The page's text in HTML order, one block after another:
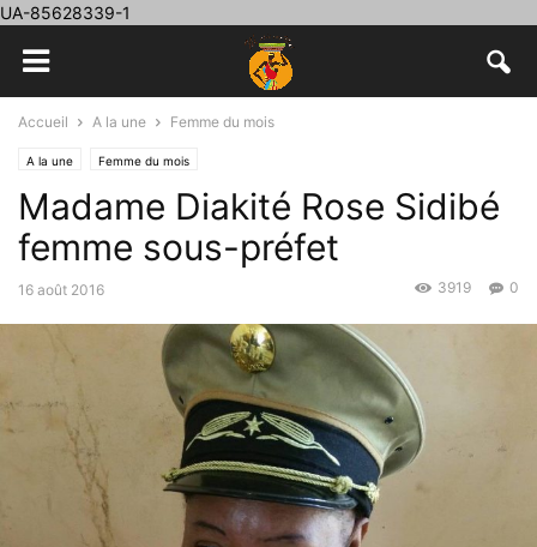
UA-85628339-1
Accueil A la une Femme du mois
A la une Femme du mois
Madame Diakité Rose Sidibé
femme sous-préfet
16 août 2016 0
3919